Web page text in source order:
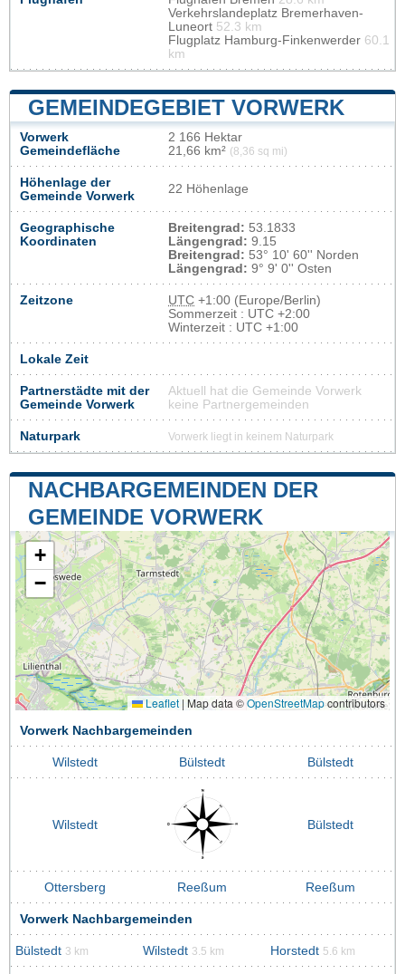
Verkehrslandeplatz Bremerhaven-
Luneort 52.3 km
Flugplatz Hamburg-Finkenwerder 60.1
km
GEMEINDEGEBIET VORWERK
Vorwerk
Gemeindefläche
2 166 Hektar
21,66 km² (8,36 sq mi)
Höhenlage der
Gemeinde Vorwerk
22 Höhenlage
Geographische
Koordinaten
Breitengrad: 53.1833
Längengrad: 9.15
Breitengrad: 53° 10' 60'' Norden
Längengrad: 9° 9' 0'' Osten
Zeitzone UTC +1:00 (Europe/Berlin)
Sommerzeit : UTC +2:00
Winterzeit : UTC +1:00
Lokale Zeit
Partnerstädte mit der
Gemeinde Vorwerk
Aktuell hat die Gemeinde Vorwerk
keine Partnergemeinden
Naturpark Vorwerk liegt in keinem Naturpark
NACHBARGEMEINDEN DER
GEMEINDE VORWERK
+
−
Leaflet | Map data ©OpenStreetMapcontributors
Vorwerk Nachbargemeinden
Wilstedt Bülstedt Bülstedt
Wilstedt Bülstedt
Ottersberg Reeßum Reeßum
Vorwerk Nachbargemeinden
Bülstedt 3 km Wilstedt 3.5 km Horstedt 5.6 km